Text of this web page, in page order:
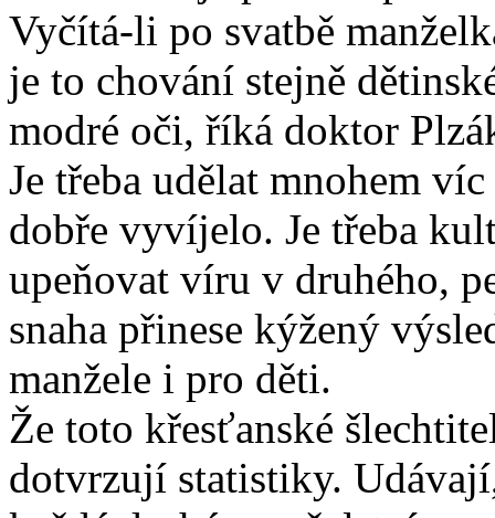
Vyčítá-li po svatbě
je to chování stejně
modré oči, říká doktor
Je třeba udělat mnohem
dobře vyvíjelo. Je třeba
upeňovat víru v druhého,
snaha přinese kýžený
manžele i pro děti.
Že toto křesťanské
dotvrzují statistiky.